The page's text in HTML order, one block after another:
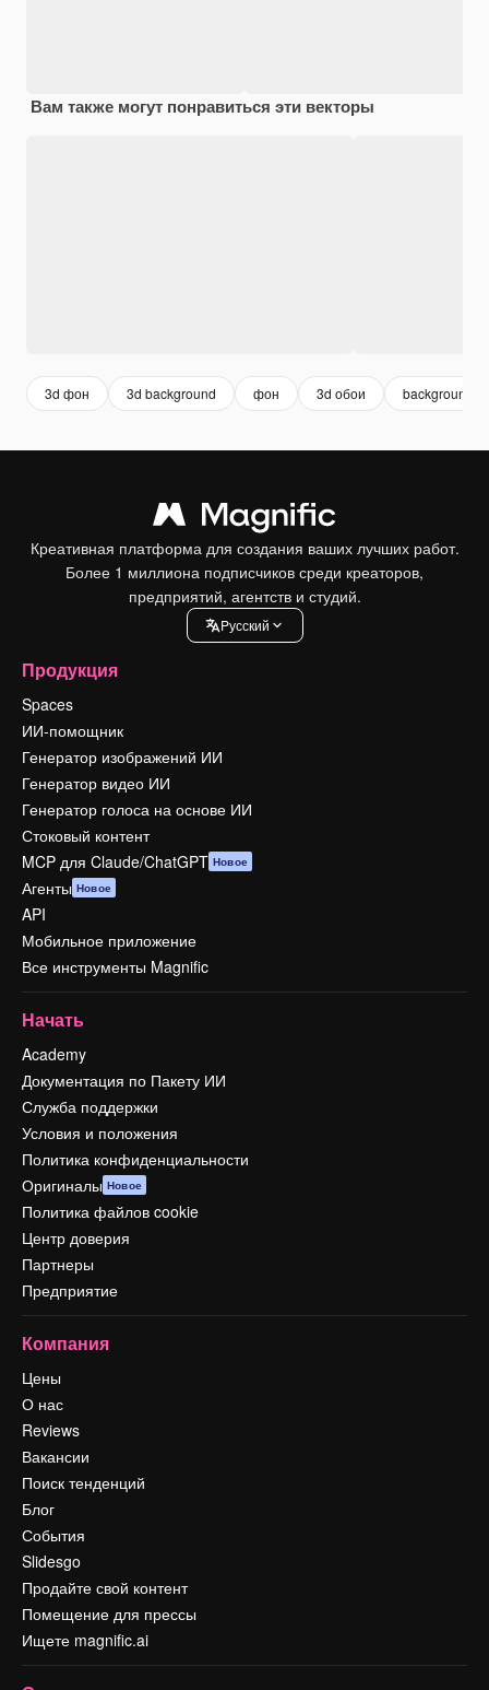
Вам также могут понравиться эти векторы
3d фон 3d background фон 3d обои background
Креативная платформа для создания ваших лучших работ.
Более 1 миллиона подписчиков среди креаторов,
предприятий, агентств и студий.
Pусский
Продукция
Spaces
ИИ-помощник
Генератор изображений ИИ
Генератор видео ИИ
Генератор голоса на основе ИИ
Стоковый контент
MCP для Claude/ChatGPT Новое
Агенты Новое
API
Мобильное приложение
Все инструменты Magnific
Начать
Academy
Документация по Пакету ИИ
Служба поддержки
Условия и положения
Политика конфиденциальности
Оригиналы Новое
Политика файлов cookie
Центр доверия
Партнеры
Предприятие
Компания
Цены
О нас
Reviews
Вакансии
Поиск тенденций
Блог
События
Slidesgo
Продайте свой контент
Помещение для прессы
Ищете magnific.ai